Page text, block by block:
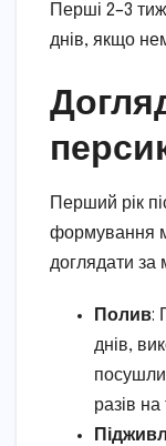
Перші 2–3
днів, якщо
Перший рік
формування
доглядати
Полив:
днів,
разів